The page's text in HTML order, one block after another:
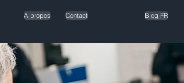
A propos Contact Blog FR